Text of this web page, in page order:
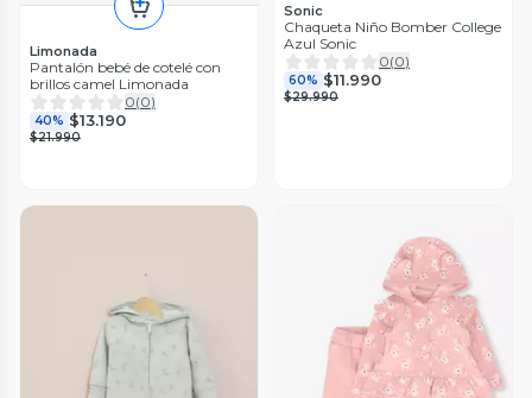
Limonada
Pantalón bebé de cotelé con
brillos camel Limonada
0(0)
40% $13.190
$21.990
Sonic
Chaqueta Niño Bomber College
Azul Sonic
0(0)
60% $11.990
$29.990